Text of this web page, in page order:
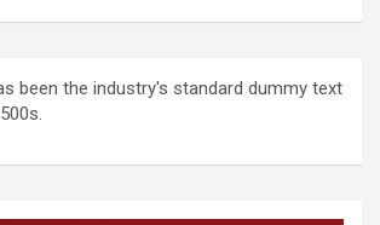
been the industry's standard dummy text